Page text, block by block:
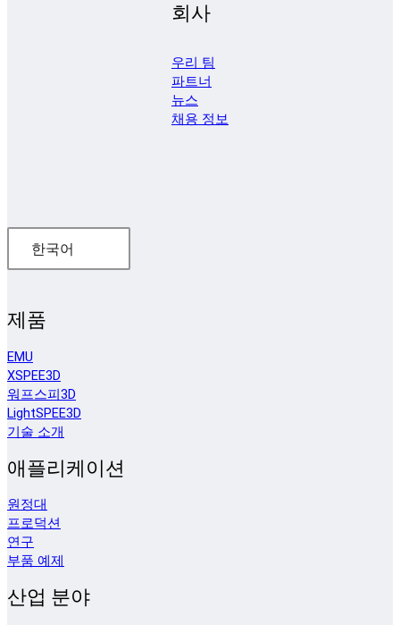
회사
우리 팀
파트너
뉴스
채용 정보
한국어
제품
EMU
XSPEE3D
워프스피3D
LightSPEE3D
기술 소개
애플리케이션
원정대
프로덕션
연구
부품 예제
산업 분야